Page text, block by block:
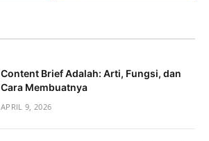
Content Brief Adalah: Arti, Fungsi, dan
Cara Membuatnya
APRIL 9, 2026